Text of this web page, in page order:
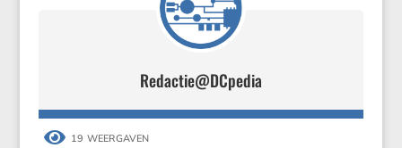
Redactie@DCpedia
 19 WEERGAVEN